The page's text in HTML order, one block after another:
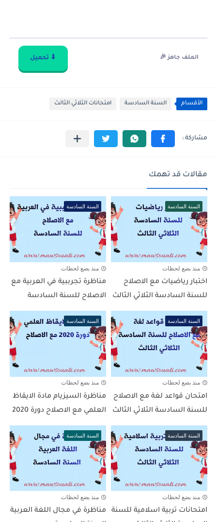
الملف جاهز 🎉 ⬇ تحميل
الأقسام السنة السادسة امتحانات الثلاثي الثالث
مقالات قد تهمك
السنة السادسة
منذ بضع لحظات
اختبار رياضيات مع الاصلاح
للسنة السادسة الثلاثي الثالث
السنة السادسة
منذ بضع لحظات
مناظرة تجرببية في العربية مع
الاصلاح للسنة السادسة
السنة السادسة
منذ بضع لحظات
امتحان قواعد لغة مع الاصلاح
للسنة السادسة الثلاثي الثالث
السنة السادسة
منذ بضع لحظات
مناظرة السيزيام مادة الايقاظ
العلمي مع الاصلاح دورة 2020
السنة السادسة
منذ بضع لحظات
امتحانات تربية اسلامية للسنة
السنة السادسة
منذ بضع لحظات
مناظرة في مجال اللغة العربية